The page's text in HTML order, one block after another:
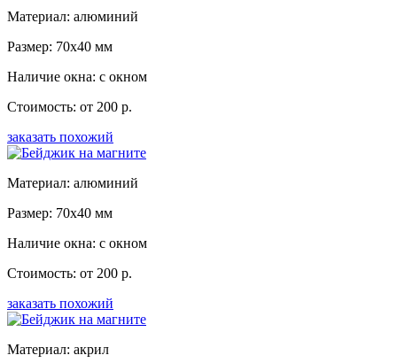
Материал: алюминий
Размер: 70x40 мм
Наличие окна: с окном
Стоимость: от 200 р.
заказать похожий
Материал: алюминий
Размер: 70x40 мм
Наличие окна: с окном
Стоимость: от 200 р.
заказать похожий
Материал: акрил